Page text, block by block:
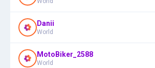
Danii
World
MotoBiker_2588
World